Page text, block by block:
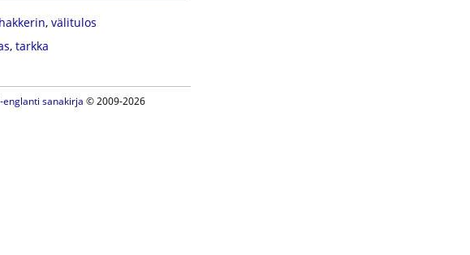
hakkerin, välitulos
, tarkka
englanti sanakirja © 2009-2026